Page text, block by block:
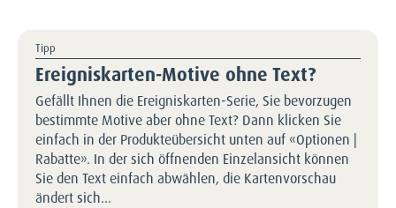
Tipp
Ereigniskarten-Motive ohne Text?
Gefällt Ihnen die Ereigniskarten-Serie, Sie bevorzugen
bestimmte Motive aber ohne Text? Dann klicken Sie
einfach in der Produkteübersicht unten auf «Optionen |
Rabatte». In der sich öffnenden Einzelansicht können
Sie den Text einfach abwählen, die Kartenvorschau
ändert sich…